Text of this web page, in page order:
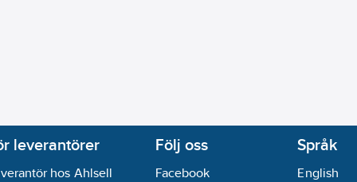
leverantörer
hos Ahlsell
Följ oss
Facebook
Språk
English